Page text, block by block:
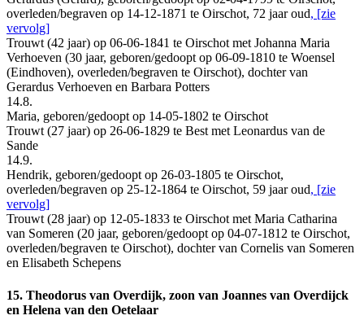
overleden/begraven op 14-12-1871 te Oirschot, 72 jaar oud, [zie
vervolg]
Trouwt (42 jaar) op 06-06-1841 te Oirschot met Johanna Maria
Verhoeven (30 jaar, geboren/gedoopt op 06-09-1810 te Woensel
(Eindhoven), overleden/begraven te Oirschot), dochter van
Gerardus Verhoeven en Barbara Potters
14.8.
Maria, geboren/gedoopt op 14-05-1802 te Oirschot
Trouwt (27 jaar) op 26-06-1829 te Best met Leonardus van de
Sande
14.9.
Hendrik, geboren/gedoopt op 26-03-1805 te Oirschot,
overleden/begraven op 25-12-1864 te Oirschot, 59 jaar oud, [zie
vervolg]
Trouwt (28 jaar) op 12-05-1833 te Oirschot met Maria Catharina
van Someren (20 jaar, geboren/gedoopt op 04-07-1812 te Oirschot,
overleden/begraven te Oirschot), dochter van Cornelis van Someren
en Elisabeth Schepens
15. Theodorus van Overdijk, zoon van Joannes van Overdijck
en Helena van den Oetelaar